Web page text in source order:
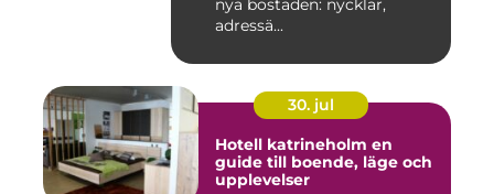
nya bostaden: nycklar,
adressä...
30. jul
Hotell katrineholm en
guide till boende, läge och
upplevelser